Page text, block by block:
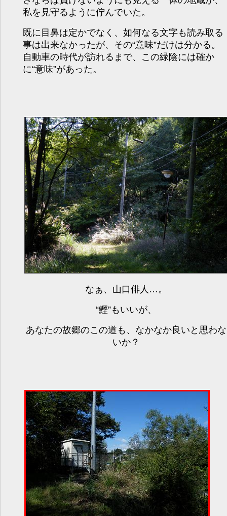
私を見守るように佇んでいた。
既に目鼻は定かでなく、如何なる文字も読み取る
事は出来なかったが、その“意味”だけは分かる。
自動車の時代が訪れるまで、この緑陰には確か
に“意味”があった。
なぁ、山口俳人…。
“鰹”もいいが、
あなたの故郷のこの道も、なかなか良いと思わな
いか？